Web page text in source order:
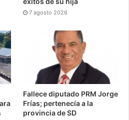
7 agosto 2026
Fallece diputado PRM Jorge
Frías; pertenecía a la
provincia de SD